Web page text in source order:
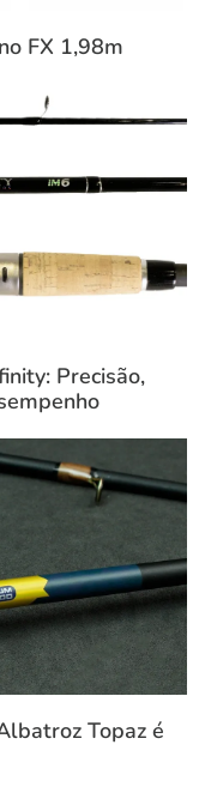
FX 1,98m
Precisão,
Topaz é